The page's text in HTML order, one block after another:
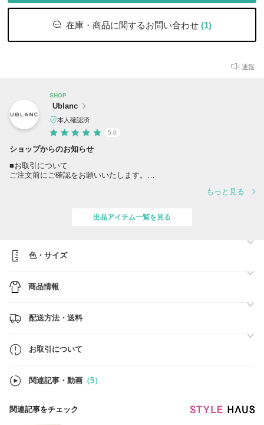
在庫・商品に関するお問い合わせ (1)
通報
SHOP
Ublanc
本人確認済
5.0
ショップからのお知らせ
■お取引について
ご注文前にご確認をお願いいたします。
当店では買付済の商品のみを販売しており、手元に在庫がございますの
で、在庫確認のお問合せ無しでご注文下さい。
文集中やタイムラグにより、ご注文後に欠品となる場合がございます。
予めご了承ください。
10:00～17:00（土・日・祝除く）
営業時間外及び土日祝日のお問合せは、翌営業日以降にご返信いたしま
※BUYMA規約上、双方間での直接のやり取りは禁止となっております
■商品の発送について
※ご注文を多数頂いている場合は翌日以降の発送となる場合もございま
す。
もっと見る
出品アイテム一覧を見る
色・サイズ
商品情報
配送方法・送料
お取引について
関連記事・動画 （5）
関連記事をチェック